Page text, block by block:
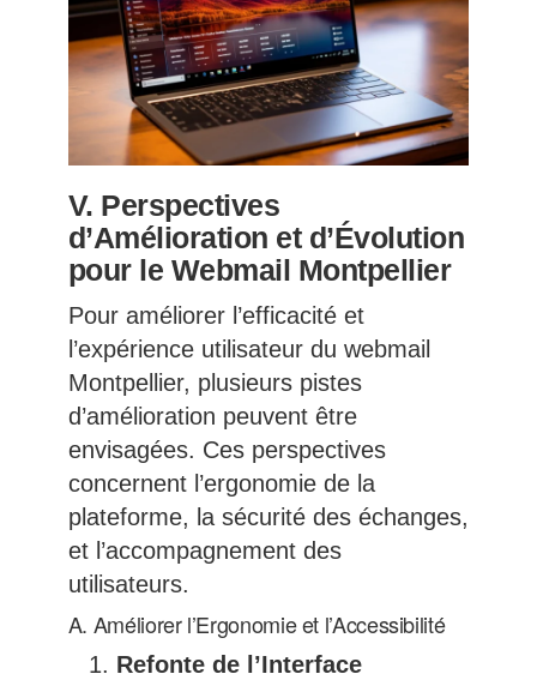
V. Perspectives
d’Amélioration et d’Évolution
pour le Webmail Montpellier
Pour améliorer l’efficacité et
l’expérience utilisateur du webmail
Montpellier, plusieurs pistes
d’amélioration peuvent être
envisagées. Ces perspectives
concernent l’ergonomie de la
plateforme, la sécurité des échanges,
et l’accompagnement des
utilisateurs.
A. Améliorer l’Ergonomie et l’Accessibilité
Refonte de l’Interface